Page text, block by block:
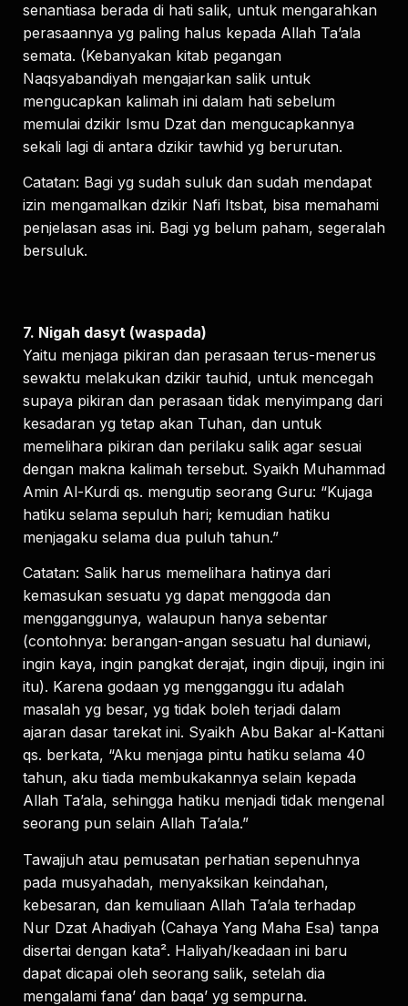
senantiasa berada di hati salik, untuk mengarahkan
perasaannya yg paling halus kepada Allah Ta’ala
semata. (Kebanyakan kitab pegangan
Naqsyabandiyah mengajarkan salik untuk
mengucapkan kalimah ini dalam hati sebelum
memulai dzikir Ismu Dzat dan mengucapkannya
sekali lagi di antara dzikir tawhid yg berurutan.
Catatan: Bagi yg sudah suluk dan sudah mendapat
izin mengamalkan dzikir Nafi Itsbat, bisa memahami
penjelasan asas ini. Bagi yg belum paham, segeralah
bersuluk.
7. Nigah dasyt (waspada)
Yaitu menjaga pikiran dan perasaan terus-menerus
sewaktu melakukan dzikir tauhid, untuk mencegah
supaya pikiran dan perasaan tidak menyimpang dari
kesadaran yg tetap akan Tuhan, dan untuk
memelihara pikiran dan perilaku salik agar sesuai
dengan makna kalimah tersebut. Syaikh Muhammad
Amin Al-Kurdi qs. mengutip seorang Guru: “Kujaga
hatiku selama sepuluh hari; kemudian hatiku
menjagaku selama dua puluh tahun.”
Catatan: Salik harus memelihara hatinya dari
kemasukan sesuatu yg dapat menggoda dan
mengganggunya, walaupun hanya sebentar
(contohnya: berangan-angan sesuatu hal duniawi,
ingin kaya, ingin pangkat derajat, ingin dipuji, ingin ini
itu). Karena godaan yg mengganggu itu adalah
masalah yg besar, yg tidak boleh terjadi dalam
ajaran dasar tarekat ini. Syaikh Abu Bakar al-Kattani
qs. berkata, “Aku menjaga pintu hatiku selama 40
tahun, aku tiada membukakannya selain kepada
Allah Ta’ala, sehingga hatiku menjadi tidak mengenal
seorang pun selain Allah Ta’ala.”
Tawajjuh atau pemusatan perhatian sepenuhnya
pada musyahadah, menyaksikan keindahan,
kebesaran, dan kemuliaan Allah Ta’ala terhadap
Nur Dzat Ahadiyah (Cahaya Yang Maha Esa) tanpa
disertai dengan kata². Haliyah/keadaan ini baru
dapat dicapai oleh seorang salik, setelah dia
mengalami fana’ dan baqa’ yg sempurna.